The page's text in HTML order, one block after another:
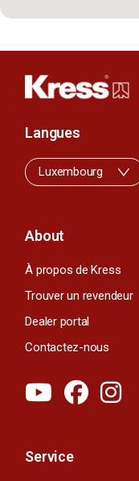
About
À propos de Kress
Trouver un revendeur
Dealer portal
Contactez-nous
Service
Langues
Luxembourg